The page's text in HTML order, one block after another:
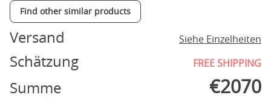
Find other similar products
Versand Siehe Einzelheiten
Schätzung FREE SHIPPING
Summe €2070